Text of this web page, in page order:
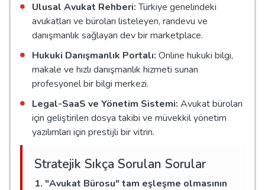
Ulusal Avukat Rehberi:Türkiye genelindeki
avukatları ve büroları listeleyen, randevu ve
danışmanlık sağlayan dev bir marketplace.
Hukuki Danışmanlık Portalı: Online hukuki bilgi,
makale ve hızlı danışmanlık hizmeti sunan
profesyonel bir bilgi merkezi.
Legal-SaaS ve Yönetim Sistemi: Avukat büroları
için geliştirilen dosya takibi ve müvekkil yönetim
yazılımları için prestijli bir vitrin.
Stratejik Sıkça Sorulan Sorular
1. "Avukat Bürosu" tam eşleşme olmasının